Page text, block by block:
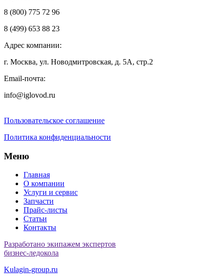
8 (800) 775 72 96
8 (499) 653 88 23
Адрес компании:
г. Москва, ул. Новодмитровская, д. 5А, стр.2
Email-почта:
info@iglovod.ru
Пользовательское соглашение
Политика конфиденциальности
Меню
Главная
О компании
Услуги и сервис
Запчасти
Прайс-листы
Статьи
Контакты
Разработано экипажем экспертов
бизнес-ледокола
Kulagin-group.ru